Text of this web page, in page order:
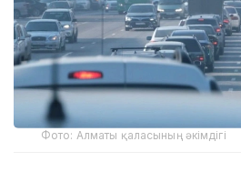
Фото: Алматы қаласының әкімдігі